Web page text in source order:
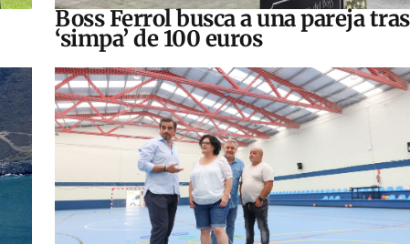
Boss Ferrol busca a una pareja
‘simpa’ de 100 euros